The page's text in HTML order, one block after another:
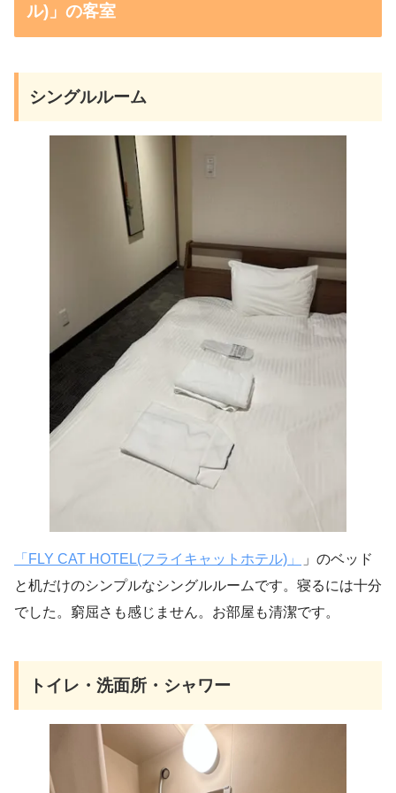
ル)」の客室
シングルルーム
「FLY CAT HOTEL(フライキャットホテル)」
」のベッド
と机だけのシンプルなシングルルームです。寝るには十分
でした。窮屈さも感じません。お部屋も清潔です。
トイレ・洗面所・シャワー